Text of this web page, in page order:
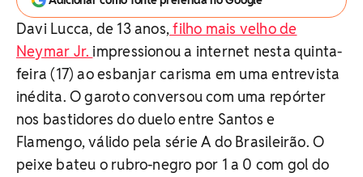
Davi Lucca, de 13 anos,filho mais velho de
Neymar Jr. impressionou a internet nesta quinta-
feira (17) ao esbanjar carisma em uma entrevista
inédita. O garoto conversou com uma repórter
nos bastidores do duelo entre Santos e
Flamengo, válido pela série A do Brasileirão. O
peixe bateu o rubro-negro por 1 a 0 com gol do